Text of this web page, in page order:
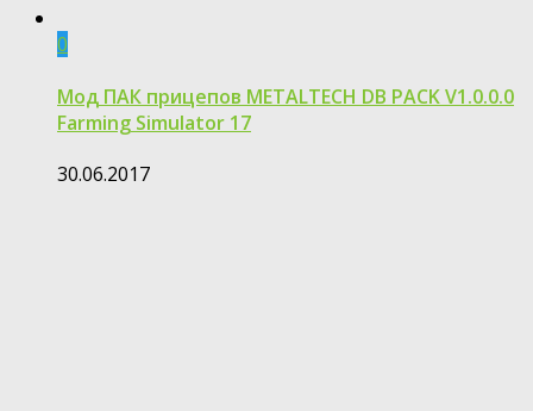
0
Мод ПАК прицепов METALTECH DB PACK V1.0.0.0
Farming Simulator 17
30.06.2017